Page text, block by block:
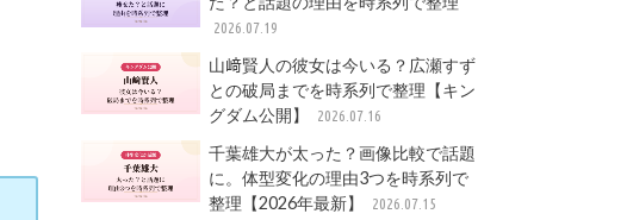
2026.07.19
山﨑賢人の彼女は今いる？広瀬すず
との破局までを時系列で整理【キン
グダム公開】
2026.07.16
千葉雄大が太った？画像比較で話題
に。体型変化の理由3つを時系列で
整理【2026年最新】
2026.07.15